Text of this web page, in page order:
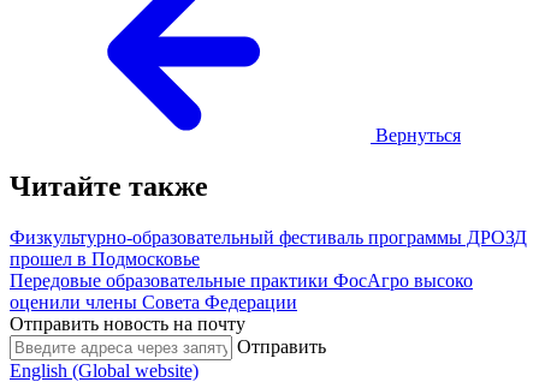
Вернуться
Читайте также
Физкультурно-образовательный фестиваль программы ДРОЗД
прошел в Подмосковье
Передовые образовательные практики ФосАгро высоко
оценили члены Совета Федерации
Отправить новость на почту
Отправить
English (Global website)